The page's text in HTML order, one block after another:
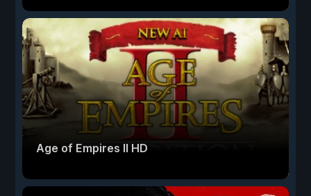
Age of Empires II HD